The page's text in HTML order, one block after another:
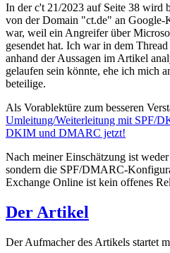
In der c't 21/2023 auf Seite 38 wird
von der Domain "ct.de" an Google-
war, weil ein Angreifer über
gesendet hat. Ich war in dem
anhand der Aussagen im Artikel
gelaufen sein könnte, ehe ich mich
beteilige.
Als Vorablektüre zum besseren
Umleitung/Weiterleitung mit SPF/
DKIM und DMARC jetzt!
Nach meiner Einschätzung ist
sondern die SPF/DMARC-
Exchange Online ist kein offenes
Der Artikel
Der Aufmacher des Artikels startet